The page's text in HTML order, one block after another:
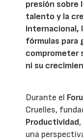
presión sobre
talento y la
internacional,
fórmulas para
comprometer
ni su
Durante el
Cruelles,
Productividad
una